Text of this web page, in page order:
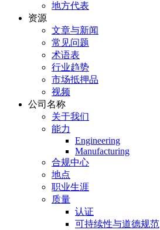
地方代表
资源
文章与新闻
常见问题
术语表
行业趋势
市场抵押品
视频
公司名称
关于我们
能力
Engineering
Manufacturing
合规中心
地点
职业生涯
质量
认证
可持续性与道德规范